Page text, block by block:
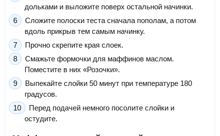
дольками и выложите поверх остальной начинки.
Сложите полоски теста сначала пополам, а потом
вдоль прикрыв тем самым начинку.
Прочно скрепите края слоек.
Смажьте формочки для маффинов маслом.
Поместите в них «Розочки».
Выпекайте слойки 50 минут при температуре 180
градусов.
Перед подачей немного посолите слойки и
остудите.